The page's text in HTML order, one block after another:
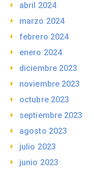
abril 2024
marzo 2024
febrero 2024
enero 2024
diciembre 2023
noviembre 2023
octubre 2023
septiembre 2023
agosto 2023
julio 2023
junio 2023